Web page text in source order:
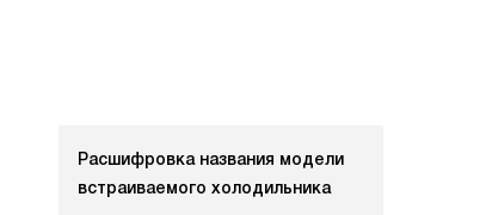
Расшифровка названия модели
встраиваемого холодильника